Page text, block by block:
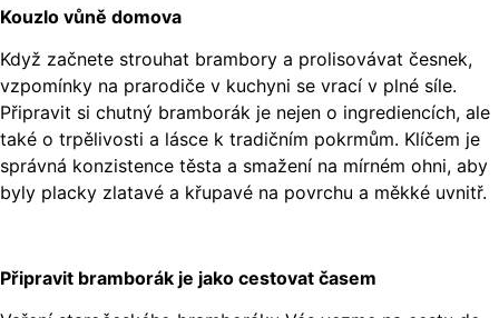
Kouzlo vůně domova
Když začnete strouhat brambory a prolisovávat česnek,
vzpomínky na prarodiče v kuchyni se vrací v plné síle.
Připravit si chutný bramborák je nejen o ingrediencích, ale
také o trpělivosti a lásce k tradičním pokrmům. Klíčem je
správná konzistence těsta a smažení na mírném ohni, aby
byly placky zlatavé a křupavé na povrchu a měkké uvnitř.
Připravit bramborák je jako cestovat časem